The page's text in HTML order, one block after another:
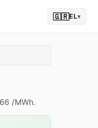
🇬🇷EL▾
/MWh.